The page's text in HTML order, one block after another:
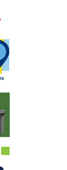
Gminy Wieliczka